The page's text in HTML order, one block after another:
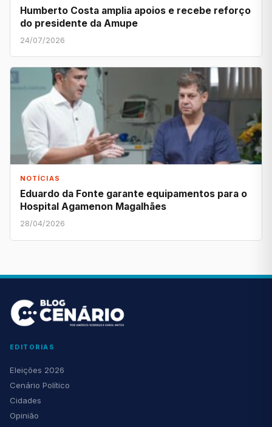
Humberto Costa amplia apoios e recebe reforço
do presidente da Amupe
24/07/2026
NOTÍCIAS
Eduardo da Fonte garante equipamentos para o
Hospital Agamenon Magalhães
28/04/2026
EDITORIAS
Eleições 2026
Cenário Político
Cidades
Opinião